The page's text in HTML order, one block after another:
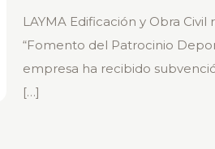
LAYMA Edificación y Obra
“Fomento del Patrocinio
empresa ha recibido
[…]